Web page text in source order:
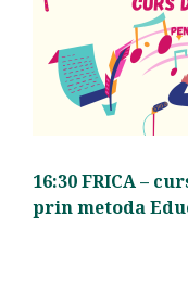
16:30 FRICA –
prin metoda